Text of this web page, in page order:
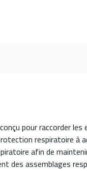
pour raccorder
respiratoire à
afin de
des assemblages